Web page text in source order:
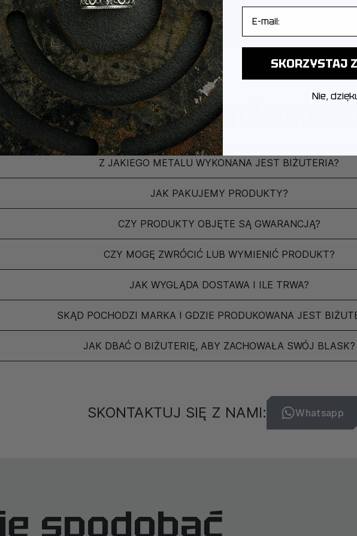
Z JAKIEGO METALU WYKONANA JEST BIŻUTERIA?
JAK PAKUJEMY PRODUKTY?
CZY PRODUKTY OBJĘTE SĄ GWARANCJĄ?
CZY MOGĘ ZWRÓCIĆ LUB WYMIENIĆ PRODUKT?
JAK WYGLĄDA DOSTAWA I ILE TRWA?
SKĄD POCHODZI MARKA I GDZIE PRODUKOWANA JEST
JAK DBAĆ O BIŻUTERIĘ, ABY ZACHOWAŁA SWÓJ BLASK?
SKONTAKTUJ SIĘ Z NAMI: Whatsapp
spodobać
SKORZYSTAJ
Nie,